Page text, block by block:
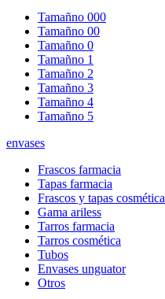
Tamañno 000
Tamañno 00
Tamañno 0
Tamañno 1
Tamañno 2
Tamañno 3
Tamañno 4
Tamañno 5
envases
Frascos farmacia
Tapas farmacia
Frascos y tapas cosmética
Gama ariless
Tarros farmacia
Tarros cosmética
Tubos
Envases unguator
Otros